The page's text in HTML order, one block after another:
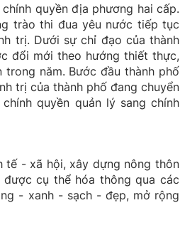
quyền địa phương hai cấp.
trào thi đua yêu nước tiếp tục
trị. Dưới sự chỉ đạo của thành
đổi mới theo hướng thiết thực,
năm. Bước đầu thành phố
trị của thành phố đang chuyển
quyền quản lý sang chính
tế - xã hội, xây dựng nông thôn
cụ thể hóa thông qua các
- xanh - sạch - đẹp, mở rộng